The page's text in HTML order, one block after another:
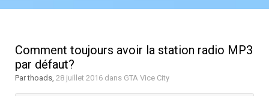
Comment toujours avoir la station radio MP3
par défaut?
Parthoads, 28 juillet 2016 dans GTA Vice City